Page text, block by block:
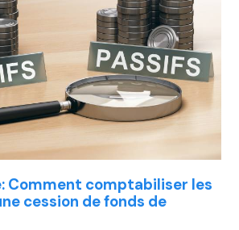
Comment comptabiliser les
cession de fonds de